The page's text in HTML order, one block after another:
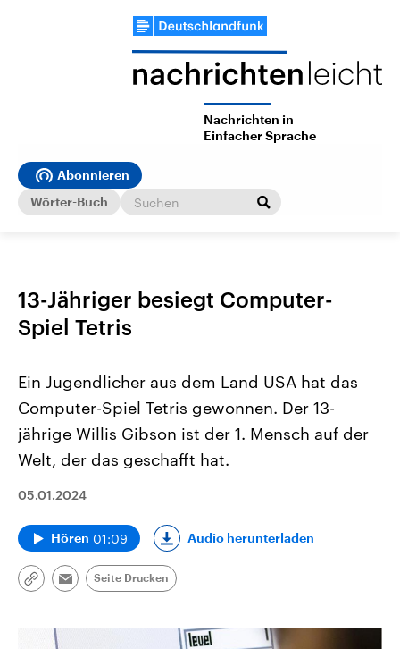
Nachrichten in
Einfacher Sprache
Abonnieren
Wörter-Buch
13-Jähriger besiegt Computer-
Spiel Tetris
Ein Jugendlicher aus dem Land USA hat das
Computer-Spiel Tetris gewonnen. Der 13-
jährige Willis Gibson ist der 1. Mensch auf der
Welt, der das geschafft hat.
05.01.2024
Hören 01:09 Audio herunterladen
Link
Email
Seite Drucken